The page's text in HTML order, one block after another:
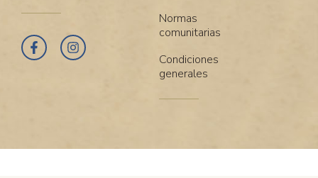
Normas
comunitarias
Condiciones
generales